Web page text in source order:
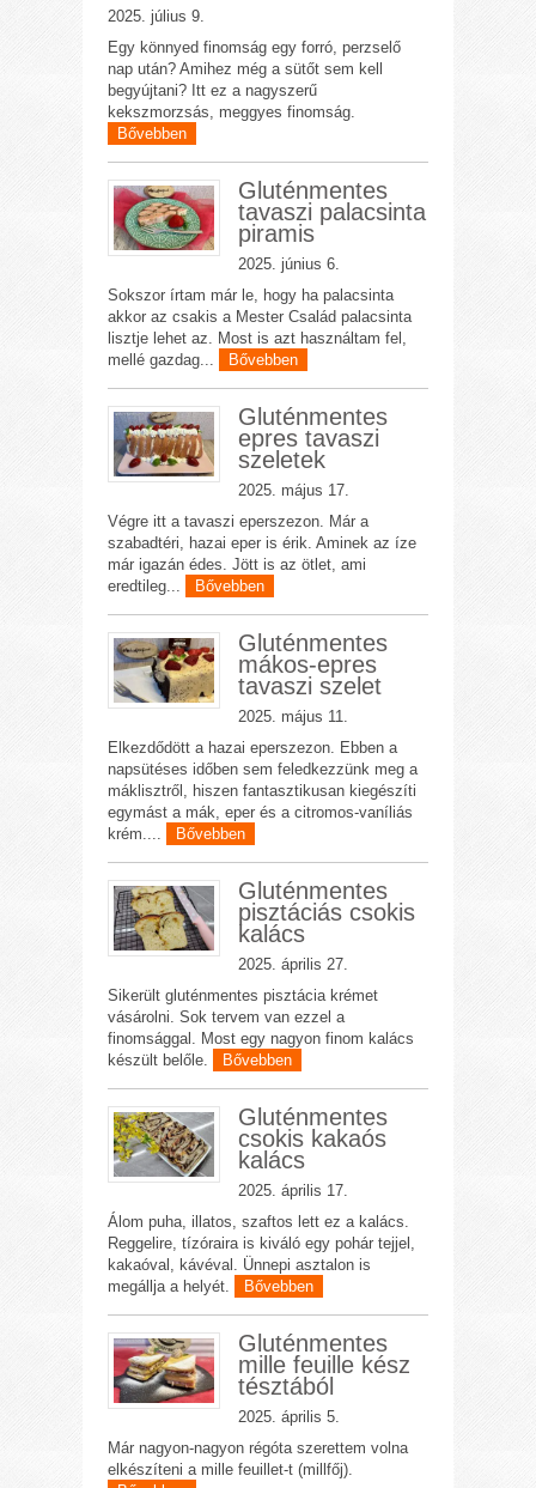
2025. július 9.
Egy könnyed finomság egy forró, perzselő
nap után? Amihez még a sütőt sem kell
begyújtani? Itt ez a nagyszerű
kekszmorzsás, meggyes finomság.
Bővebben
Gluténmentes
tavaszi palacsinta
piramis
2025. június 6.
Sokszor írtam már le, hogy ha palacsinta
akkor az csakis a Mester Család palacsinta
lisztje lehet az. Most is azt használtam fel,
mellé gazdag...
Bővebben
Gluténmentes
epres tavaszi
szeletek
2025. május 17.
Végre itt a tavaszi eperszezon. Már a
szabadtéri, hazai eper is érik. Aminek az íze
már igazán édes. Jött is az ötlet, ami
eredtileg...
Bővebben
Gluténmentes
mákos-epres
tavaszi szelet
2025. május 11.
Elkezdődött a hazai eperszezon. Ebben a
napsütéses időben sem feledkezzünk meg a
máklisztről, hiszen fantasztikusan kiegészíti
egymást a mák, eper és a citromos-vaníliás
krém....
Bővebben
Gluténmentes
pisztáciás csokis
kalács
2025. április 27.
Sikerült gluténmentes pisztácia krémet
vásárolni. Sok tervem van ezzel a
finomsággal. Most egy nagyon finom kalács
készült belőle.
Bővebben
Gluténmentes
csokis kakaós
kalács
2025. április 17.
Álom puha, illatos, szaftos lett ez a kalács.
Reggelire, tízóraira is kiváló egy pohár tejjel,
kakaóval, kávéval. Ünnepi asztalon is
megállja a helyét.
Bővebben
Gluténmentes
mille feuille kész
tésztából
2025. április 5.
Már nagyon-nagyon régóta szerettem volna
elkészíteni a mille feuillet-t (millfőj).